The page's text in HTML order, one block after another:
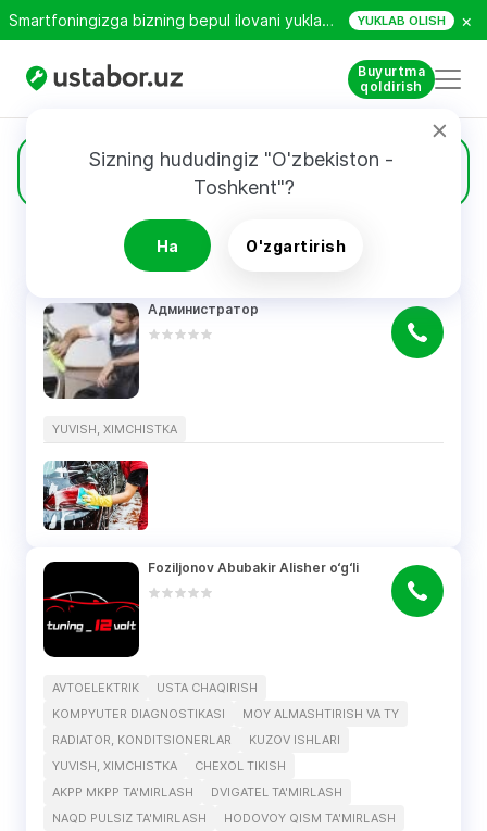
Smartfoningizga bizning bepul ilovani yuklab oling! YUKLAB OLISH ×
Buyurtma
qoldirish
Sizning hududingiz "O'zbekiston -
Toshkent"?
Ha O'zgartirish
Yuvish, ximchistka
QIDIRUV NATIJALARI
Администратор
YUVISH, XIMCHISTKA
Foziljonov Abubakir Alisher o‘g‘li
AVTOELEKTRIK
USTA CHAQIRISH
KOMPYUTER DIAGNOSTIKASI
MOY ALMASHTIRISH VA TY
RADIATOR, KONDITSIONERLAR
KUZOV ISHLARI
YUVISH, XIMCHISTKA
CHEXOL TIKISH
AKPP MKPP TA'MIRLASH
DVIGATEL TA'MIRLASH
NAQD PULSIZ TA'MIRLASH
HODOVOY QISM TA'MIRLASH